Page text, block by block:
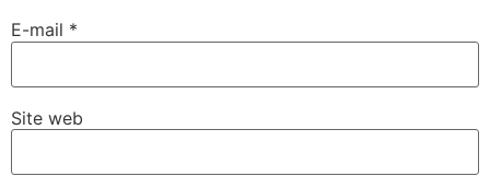
E-mail *
Site web